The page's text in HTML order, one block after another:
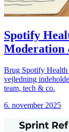
Spotify
Moderation
Brug Spotify
vejledning
team, tech & co.
6. november 2025